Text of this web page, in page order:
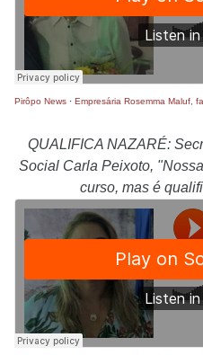
Pirôpo News · Empresária Rosemma Maluf,
QUALIFICA NAZARÉ:
Social Carla Peixoto,
curso, mas é